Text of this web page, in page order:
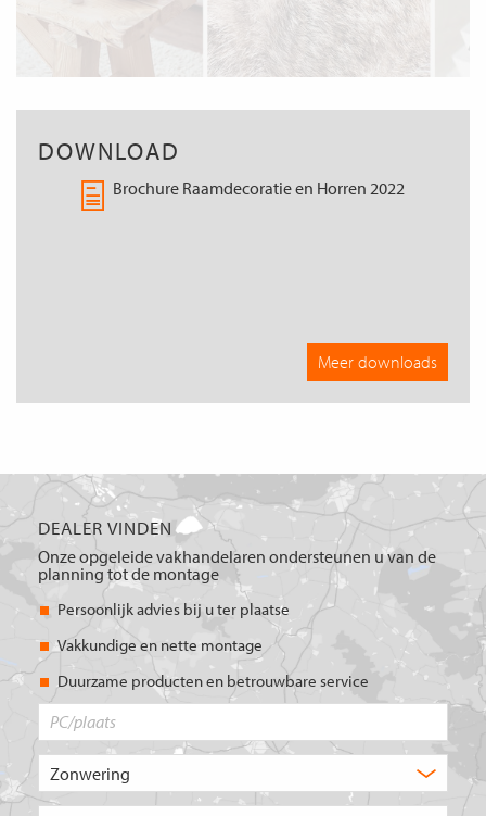
DOWNLOAD
Brochure Raamdecoratie en Horren 2022
Meer downloads
DEALER VINDEN
Onze opgeleide vakhandelaren ondersteunen u van de
planning tot de montage
Persoonlijk advies bij u ter plaatse
Vakkundige en nette montage
Duurzame producten en betrouwbare service
product